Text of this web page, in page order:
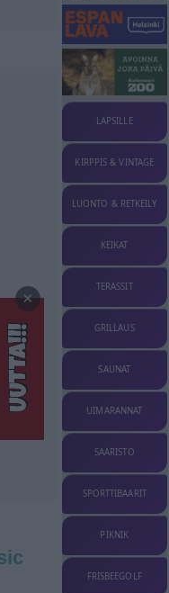
×
LAPSILLE
KIRPPIS & VINTAGE
LUONTO & RETKEILY
KEIKAT
TERASSIT
GRILLAUS
SAUNAT
UIMARANNAT
SAARISTO
SPORTTIBAARIT
PIKNIK
FRISBEEGOLF